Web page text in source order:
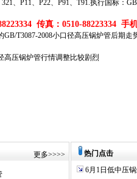
、P11、P22、P91、T91.执行国标：
传真：0510-88223334 手
GB/T3087-2008小口径高压锅炉管后期走
高压锅炉管行情调整比较剧烈
更多>>>> 热门点击
6月1日低中压